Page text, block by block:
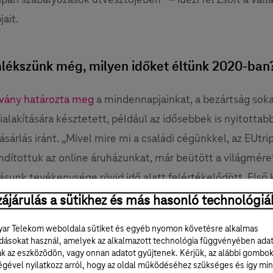
még, milyen időket éltünk 2020-
határozta meg a mindennapjainkat, a bezártság
késztetett, például az idősebbek is
iránt. „Mivel mire mi a családi cégünkkel, az
az online áruházunkat, már beütött a
tevékenysége rövid idő alatt felértékelődött. Első
falvak lakóit céloztuk meg a szolgáltatásunkkal” –
sorolja, ki mindenkinek jelent kiváló lehetőséget a
n keresztül bevásárolni.
a sütikhez és más hasonló
Telekom weboldala sütiket és egyéb nyomon követésre alkalmas
használ, amelyek az alkalmazott technológia függvényében
az eszközödön, vagy onnan adatot gyűjtenek. Kérjük, az alábbi
nyilatkozz arról, hogy az oldal működéséhez szükséges és így